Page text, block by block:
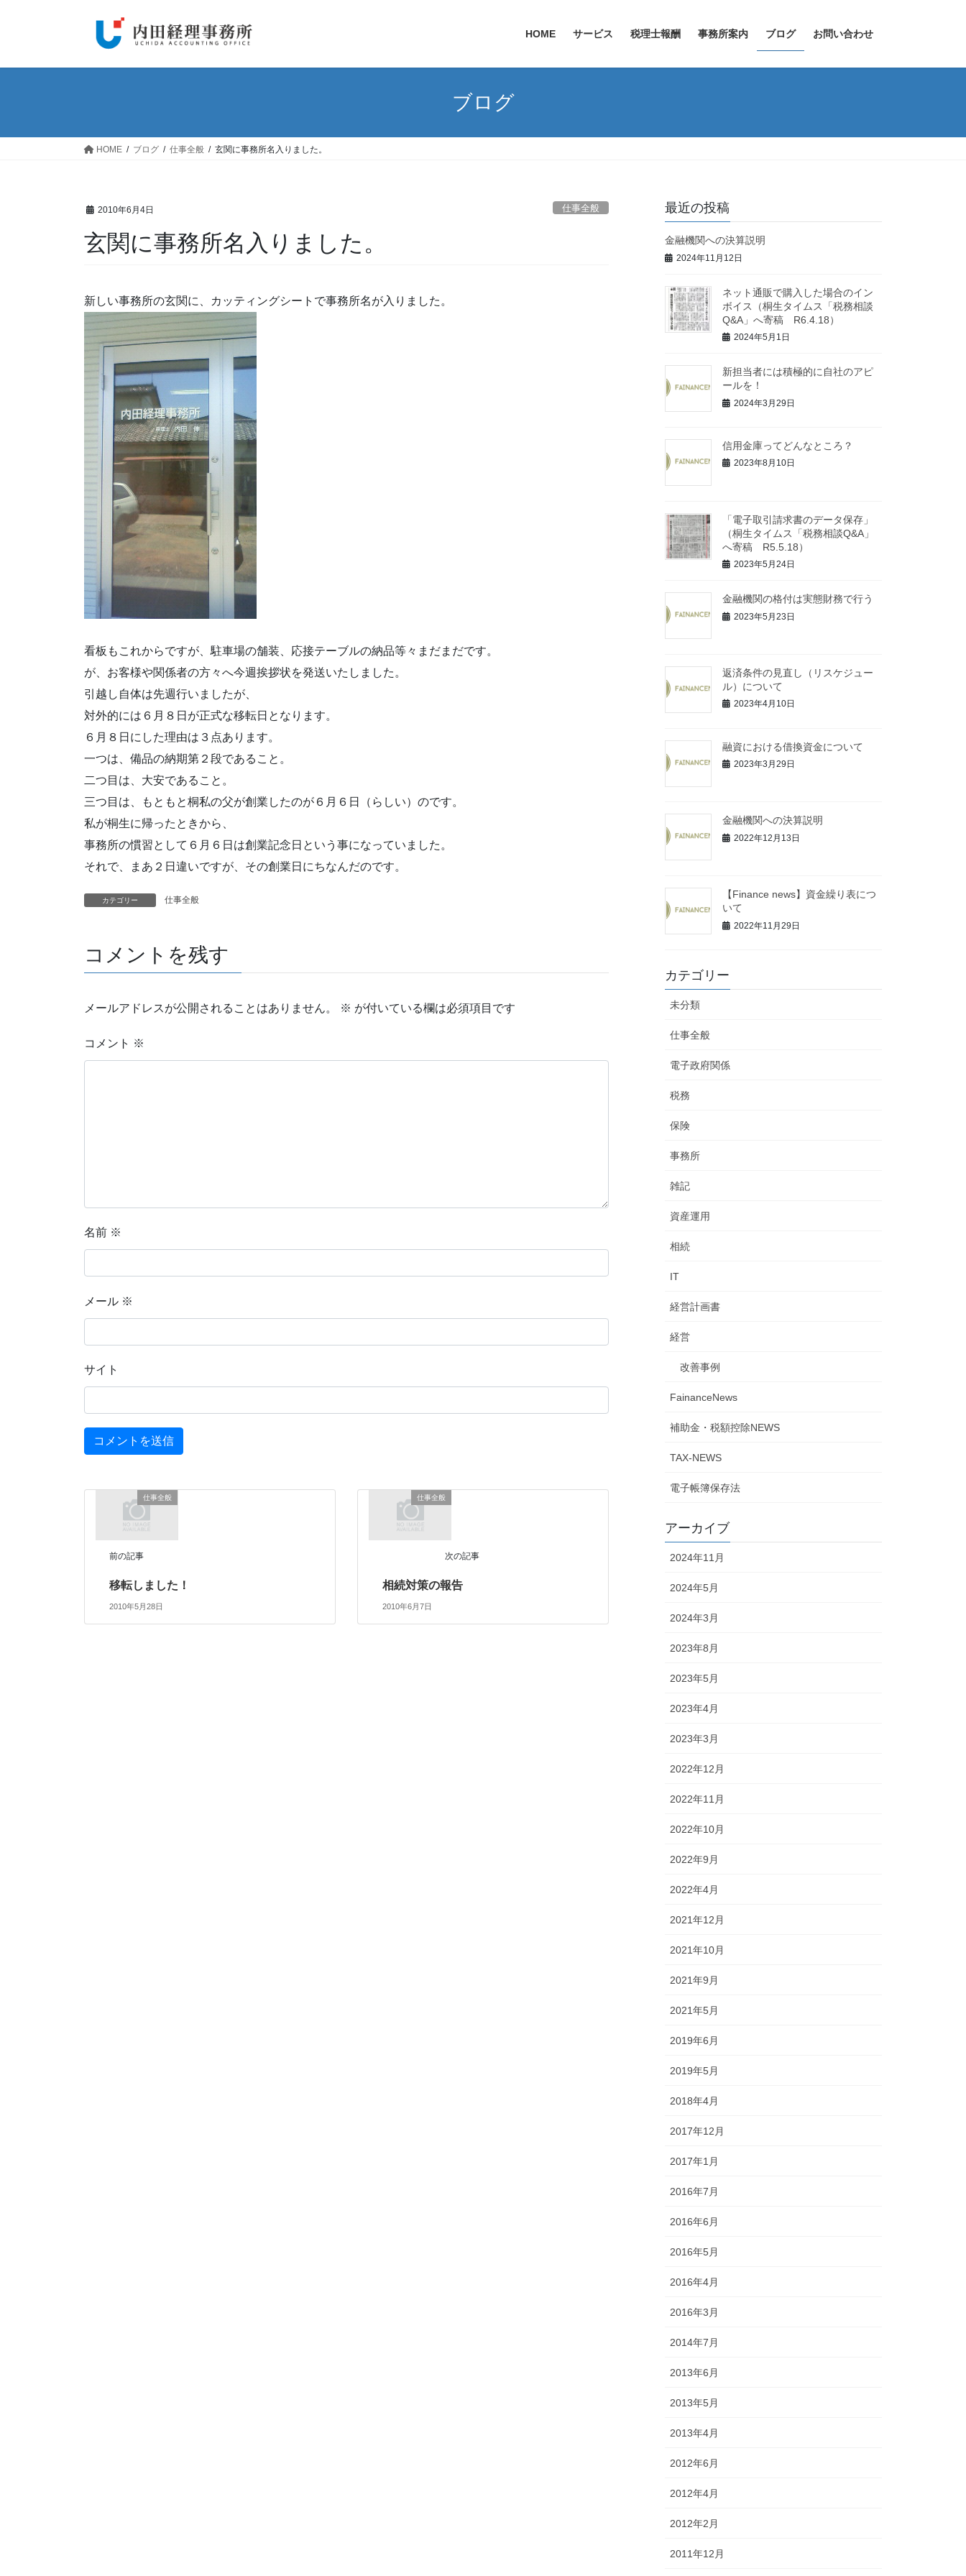
HOME サービス 税理士報酬 事務所案内 ブログ お問い合わせ
ブログ
HOME ブログ 仕事全般 玄関に事務所名入りました。
2010年6月4日 仕事全般
玄関に事務所名入りました。
新しい事務所の玄関に、カッティングシートで事務所名が入りました。
看板もこれからですが、駐車場の舗装、応接テーブルの納品等々まだまだです。
が、お客様や関係者の方々へ今週挨拶状を発送いたしました。
引越し自体は先週行いましたが、
対外的には６月８日が正式な移転日となります。
６月８日にした理由は３点あります。
一つは、備品の納期第２段であること。
二つ目は、大安であること。
三つ目は、もともと桐私の父が創業したのが６月６日（らしい）のです。
私が桐生に帰ったときから、
事務所の慣習として６月６日は創業記念日という事になっていました。
それで、まあ２日違いですが、その創業日にちなんだのです。
カテゴリー 仕事全般
コメントを残す
メールアドレスが公開されることはありません。 ※ が付いている欄は必須項目です
コメント ※
名前 ※
メール ※
サイト
仕事全般
前の記事
移転しました！
2010年5月28日
仕事全般
次の記事
相続対策の報告
2010年6月7日
最近の投稿
金融機関への決算説明
2024年11月12日
ネット通販で購入した場合のイン
ボイス（桐生タイムス「税務相談
Q&A」へ寄稿 R6.4.18）
2024年5月1日
新担当者には積極的に自社のアピ
ールを！
2024年3月29日
信用金庫ってどんなところ？
2023年8月10日
「電子取引請求書のデータ保存」
（桐生タイムス「税務相談Q&A」
へ寄稿 R5.5.18）
2023年5月24日
金融機関の格付は実態財務で行う
2023年5月23日
返済条件の見直し（リスケジュー
ル）について
2023年4月10日
融資における借換資金について
2023年3月29日
金融機関への決算説明
2022年12月13日
【Finance news】資金繰り表につ
いて
2022年11月29日
カテゴリー
未分類
仕事全般
電子政府関係
税務
保険
事務所
雑記
資産運用
相続
IT
経営計画書
経営
改善事例
FainanceNews
補助金・税額控除NEWS
TAX-NEWS
電子帳簿保存法
アーカイブ
2024年11月
2024年5月
2024年3月
2023年8月
2023年5月
2023年4月
2023年3月
2022年12月
2022年11月
2022年10月
2022年9月
2022年4月
2021年12月
2021年10月
2021年9月
2021年5月
2019年6月
2019年5月
2018年4月
2017年12月
2017年1月
2016年7月
2016年6月
2016年5月
2016年4月
2016年3月
2014年7月
2013年6月
2013年5月
2013年4月
2012年6月
2012年4月
2012年2月
2011年12月